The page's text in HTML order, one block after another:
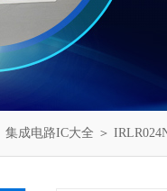
集成电路IC大全 ＞